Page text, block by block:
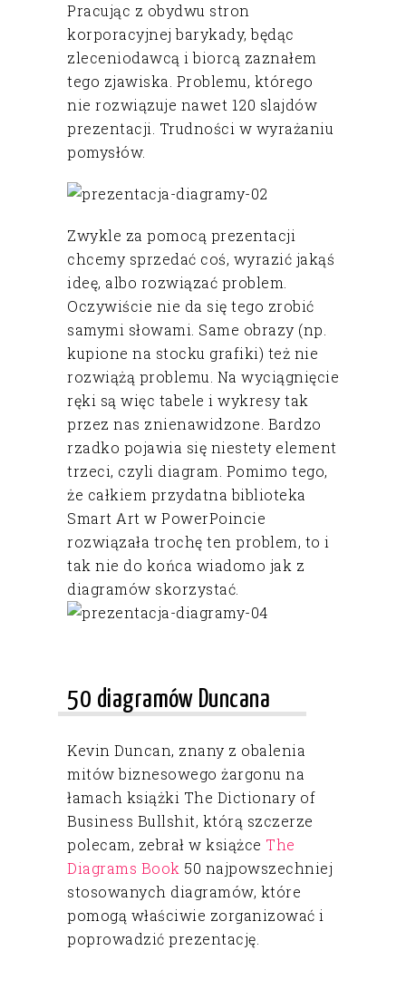
Pracując z obydwu stron
korporacyjnej barykady, będąc
zleceniodawcą i biorcą zaznałem
tego zjawiska. Problemu, którego
nie rozwiązuje nawet 120 slajdów
prezentacji. Trudności w wyrażaniu
pomysłów.
Zwykle za pomocą prezentacji
chcemy sprzedać coś, wyrazić jakąś
ideę, albo rozwiązać problem.
Oczywiście nie da się tego zrobić
samymi słowami. Same obrazy (np.
kupione na stocku grafiki) też nie
rozwiążą problemu. Na wyciągnięcie
ręki są więc tabele i wykresy tak
przez nas znienawidzone. Bardzo
rzadko pojawia się niestety element
trzeci, czyli diagram. Pomimo tego,
że całkiem przydatna biblioteka
Smart Art w PowerPoincie
rozwiązała trochę ten problem, to i
tak nie do końca wiadomo jak z
diagramów skorzystać.
50 diagramów Duncana
Kevin Duncan, znany z obalenia
mitów biznesowego żargonu na
łamach książki The Dictionary of
Business Bullshit, którą szczerze
polecam, zebrał w książce The
Diagrams Book 50 najpowszechniej
stosowanych diagramów, które
pomogą właściwie zorganizować i
poprowadzić prezentację.